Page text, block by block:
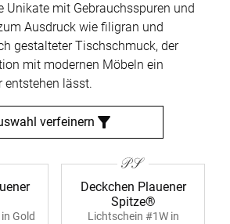
Unikate mit Gebrauchsspuren und
Ausdruck wie filigran und
gestalteter Tischschmuck, der
mit modernen Möbeln ein
entstehen lässt.
verfeinern
Gold
Deckchen Plauener
Spitze®
Lichtschein #1W in